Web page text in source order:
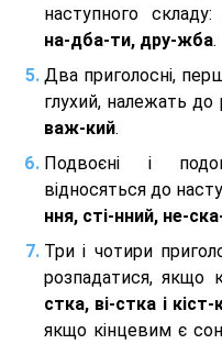
наступного складу:
на-дба-ти, дру-жба.
Два приголосні,
глухий, належать до
важ-кий.
Подвоєні і
відносяться до
ння, сті-нний, не-
Три і чотири
розпадатися, якщо
стка, ві-стка і кіст-
якщо кінцевим є